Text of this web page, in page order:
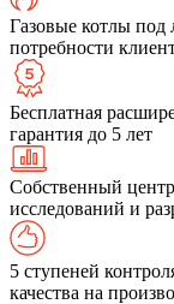
Газовые котлы
потребности
Бесплатная
гарантия до 5 лет
Собственный центр
исследований и
5 ступеней
качества на